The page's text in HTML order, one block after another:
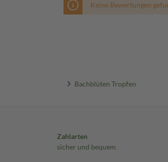
Keine Bewertungen
Bachblüten Tropfen
Zahlarten
sicher und bequem